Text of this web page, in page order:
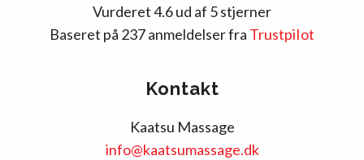
Vurderet 4.6 ud af 5 stjerner
Baseret på 237 anmeldelser fra TrustpiIot
Kontakt
Kaatsu Massage
info@kaatsumassage.dk